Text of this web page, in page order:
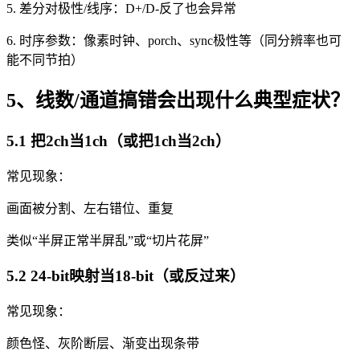
5. 差分对极性/线序：D+/D-反了也会异常
6. 时序参数：像素时钟、porch、sync极性等（同分辨率也可
能不同节拍）
5、线数/通道搞错会出现什么典型症状？
5.1 把2ch当1ch（或把1ch当2ch）
常见现象：
画面被分割、左右错位、重复
类似“半屏正常半屏乱”或“切片花屏”
5.2 24-bit映射当18-bit（或反过来）
常见现象：
颜色怪、灰阶断层、渐变出现条带